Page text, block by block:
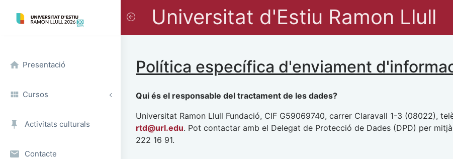
Universitat d'Estiu Ramon Llull
Presentació
Cursos
Activitats culturals
Contacte
Política específica d'enviament
Qui és el responsable del tractament de les dades?
Universitat Ramon Llull Fundació, CIF G59069740, carrer Claravall 1-3 (08022),
rtd@url.edu. Pot contactar amb el Delegat de Protecció de Dades (DPD) per
222 16 91.